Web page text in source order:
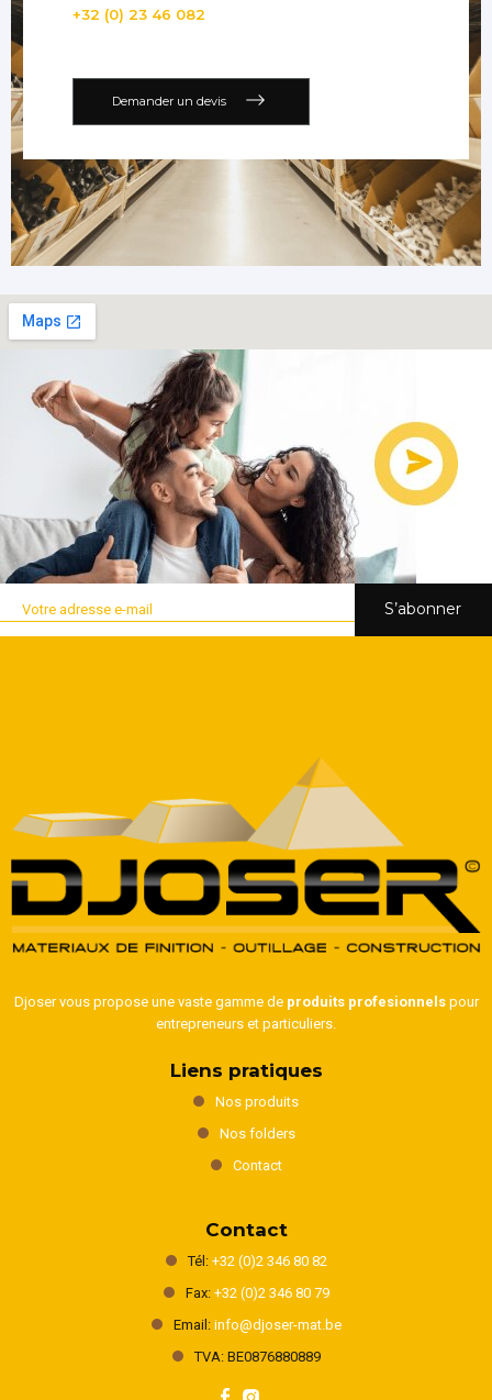
+32 (0) 23 46 082
Demander un devis
S’abonner
Djoser vous propose une vaste gamme de produits profesionnelspour
entrepreneurs et particuliers.
Liens pratiques
Nos produits
Nos folders
Contact
Contact
Tél: +32 (0)2 346 80 82
Fax: +32 (0)2 346 80 79
Email: info@djoser-mat.be
TVA: BE0876880889